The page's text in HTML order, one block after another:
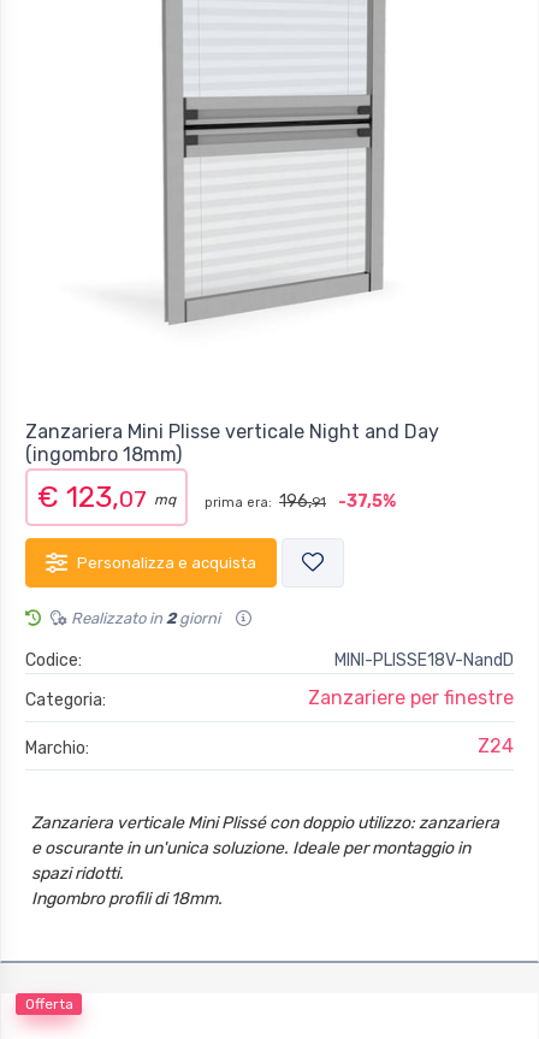
Zanzariera Mini Plisse verticale Night and Day
(ingombro 18mm)
€ 123,07 mq prima era: 196,91 -37,5%
Personalizza e acquista
Realizzato in 2giorni
Codice:
MINI-PLISSE18V-NandD
Categoria:
Zanzariere per finestre
Marchio: Z24
Zanzariera verticale Mini Plissé con doppio utilizzo: zanzariera
e oscurante in un'unica soluzione. Ideale per montaggio in
spazi ridotti.
Ingombro profili di 18mm.
Offerta